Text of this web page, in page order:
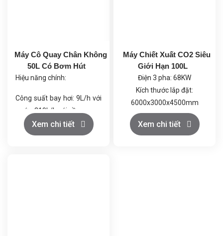
Máy Cô Quay Chân Không
50L Có Bơm Hút
Hiệu năng chính:
Công suất bay hơi: 9L/h với
nước, 219L/h với cồn.
Chân không tối đa: 399.9
Pa (dưới 3mmHg), giúp quá
Xem chi tiết
Máy Chiết Xuất CO2 Siêu
Giới Hạn 100L
Điện 3 pha: 68KW
Kích thước lắp đặt:
6000x3000x4500mm
Khí CO2: Loại thực phẩm
≥99.5%, trọng lượng bình
Xem chi tiết